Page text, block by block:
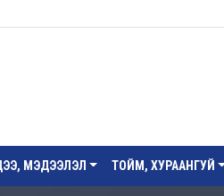
МЭДЭЭЛЭЛ ТОЙМ, ХУРААНГУЙ